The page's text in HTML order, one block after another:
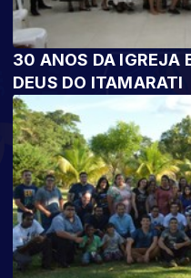
30 ANOS DA IGREJA
DEUS DO ITAMARATI